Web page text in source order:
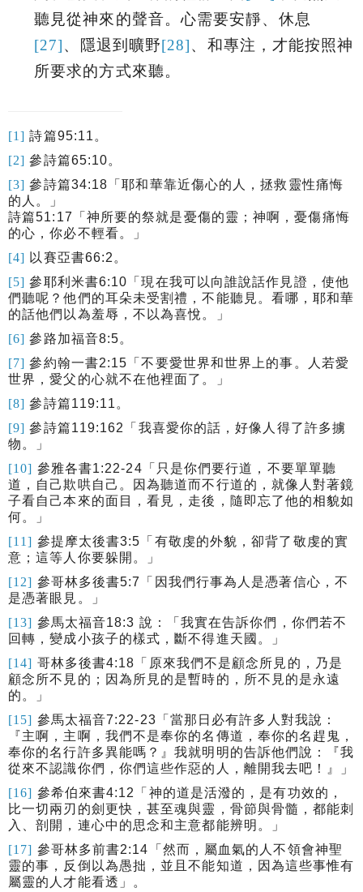
聽見從神來的聲音。心需要安靜、休息
[27]、隱退到曠野[28]、和專注，才能按照神
所要求的方式來聽。
[1] 詩篇95:11 。
[2] 參詩篇65:10。
[3] 參詩篇34:18 「耶和華靠近傷心的人，拯救靈性痛悔
的人。」
詩篇51:17
「神所要的祭就是憂傷的靈；神啊，憂傷痛悔
的心，你必不輕看。」
[4] 以賽亞書66:2 。
[5] 參耶利米書6:10 「現在我可以向誰說話作見證，使他
們聽呢？他們的耳朵未受割禮，不能聽見。看哪，耶和華
的話他們以為羞辱，不以為喜悅。」
[6] 參路加福音8:5。
[7] 參約翰一書2:15 「不要愛世界和世界上的事。人若愛
世界，愛父的心就不在他裡面了。」
[8] 參詩篇119:11 。
[9] 參詩篇119:162
「我喜愛你的話，好像人得了許多擄
物。」
[10] 參雅各書1:22-24 「 只是你們要行道，不要單單聽
道，自己欺哄自己。因為聽道而不行道的，就像人對著鏡
子看自己本來的面目，看見，走後，隨即忘了他的相貌如
何。
」
[11] 參提摩太後書3:5 「 有敬虔的外貌，卻背了敬虔的實
意；這等人你要躲開。
」
[12] 參哥林多後書5:7
「因我們行事為人是憑著信心，不
是憑著眼見。」
[13] 參馬太福音18:3 說：「我實在告訴你們，你們若不
回轉，變成小孩子的樣式，斷不得進天國。」
[14] 哥林多後書4:18 「原來我們不是顧念所見的，乃是
顧念所不見的；因為所見的是暫時的，所不見的是永遠
的。」
[15] 參馬太福音7:22-23 「 當那日必有許多人對我說：
『主啊，主啊，我們不是奉你的名傳道，奉你的名趕鬼，
奉你的名行許多異能嗎？』我就明明的告訴他們說：『我
從來不認識你們，你們這些作惡的人，離開我去吧！』
」
[16] 參希伯來書4:12
「神的道是活潑的，是有功效的，
比一切兩刃的劍更快，甚至魂與靈，骨節與骨髓，都能刺
入、剖開，連心中的思念和主意都能辨明。」
[17] 參哥林多前書2:14 「然而，屬血氣的人不領會神聖
靈的事，反倒以為愚拙，並且不能知道，因為這些事惟有
屬靈的人才能看透」。